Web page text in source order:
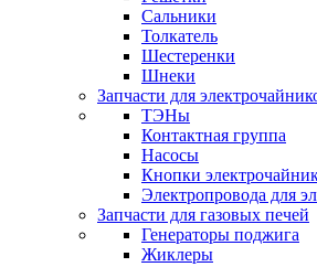
Сальники
Толкатель
Шестеренки
Шнеки
Запчасти для
ТЭНы
Контактная группа
Насосы
Кнопки
Электропровода для
Запчасти для газовых печей
Генераторы поджига
Жиклеры